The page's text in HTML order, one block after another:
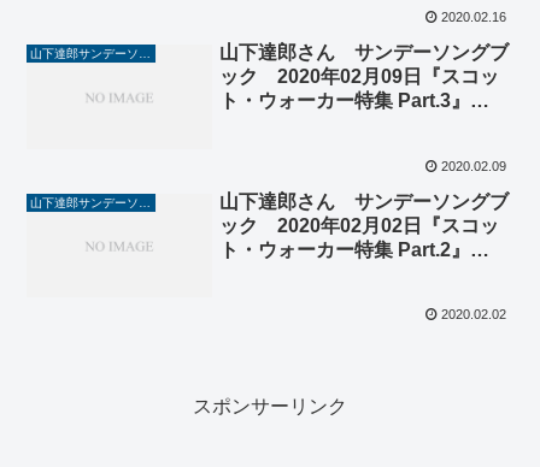
2020.02.16
山下達郎サンデーソングブック
山下達郎さん サンデーソングブ
ック 2020年02月09日『スコッ
ト・ウォーカー特集 Part.3』
2020.02.09
山下達郎さん サンデーソングブ
ック 2020年02月02日『スコッ
ト・ウォーカー特集 Part.2』
2020.02.02
スポンサーリンク